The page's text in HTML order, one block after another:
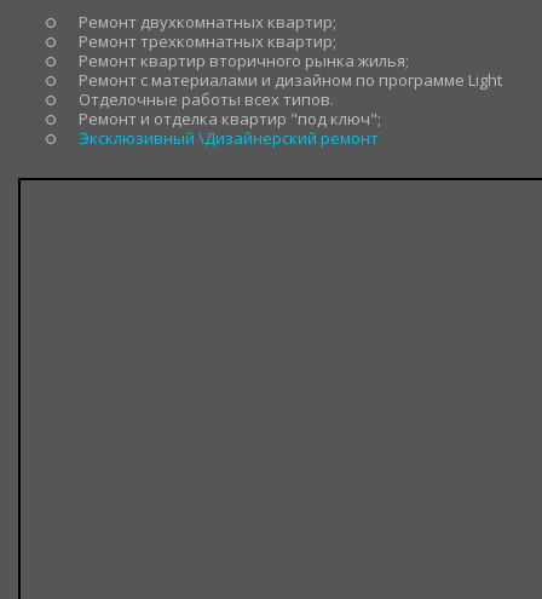
Ремонт двухкомнатных квартир;
Ремонт трехкомнатных квартир;
Ремонт квартир вторичного рынка жилья;
Ремонт с материалами и дизайном по программе Light
Отделочные работы всех типов.
Ремонт и отделка квартир "под ключ";
Эксклюзивный \Дизайнерский ремонт